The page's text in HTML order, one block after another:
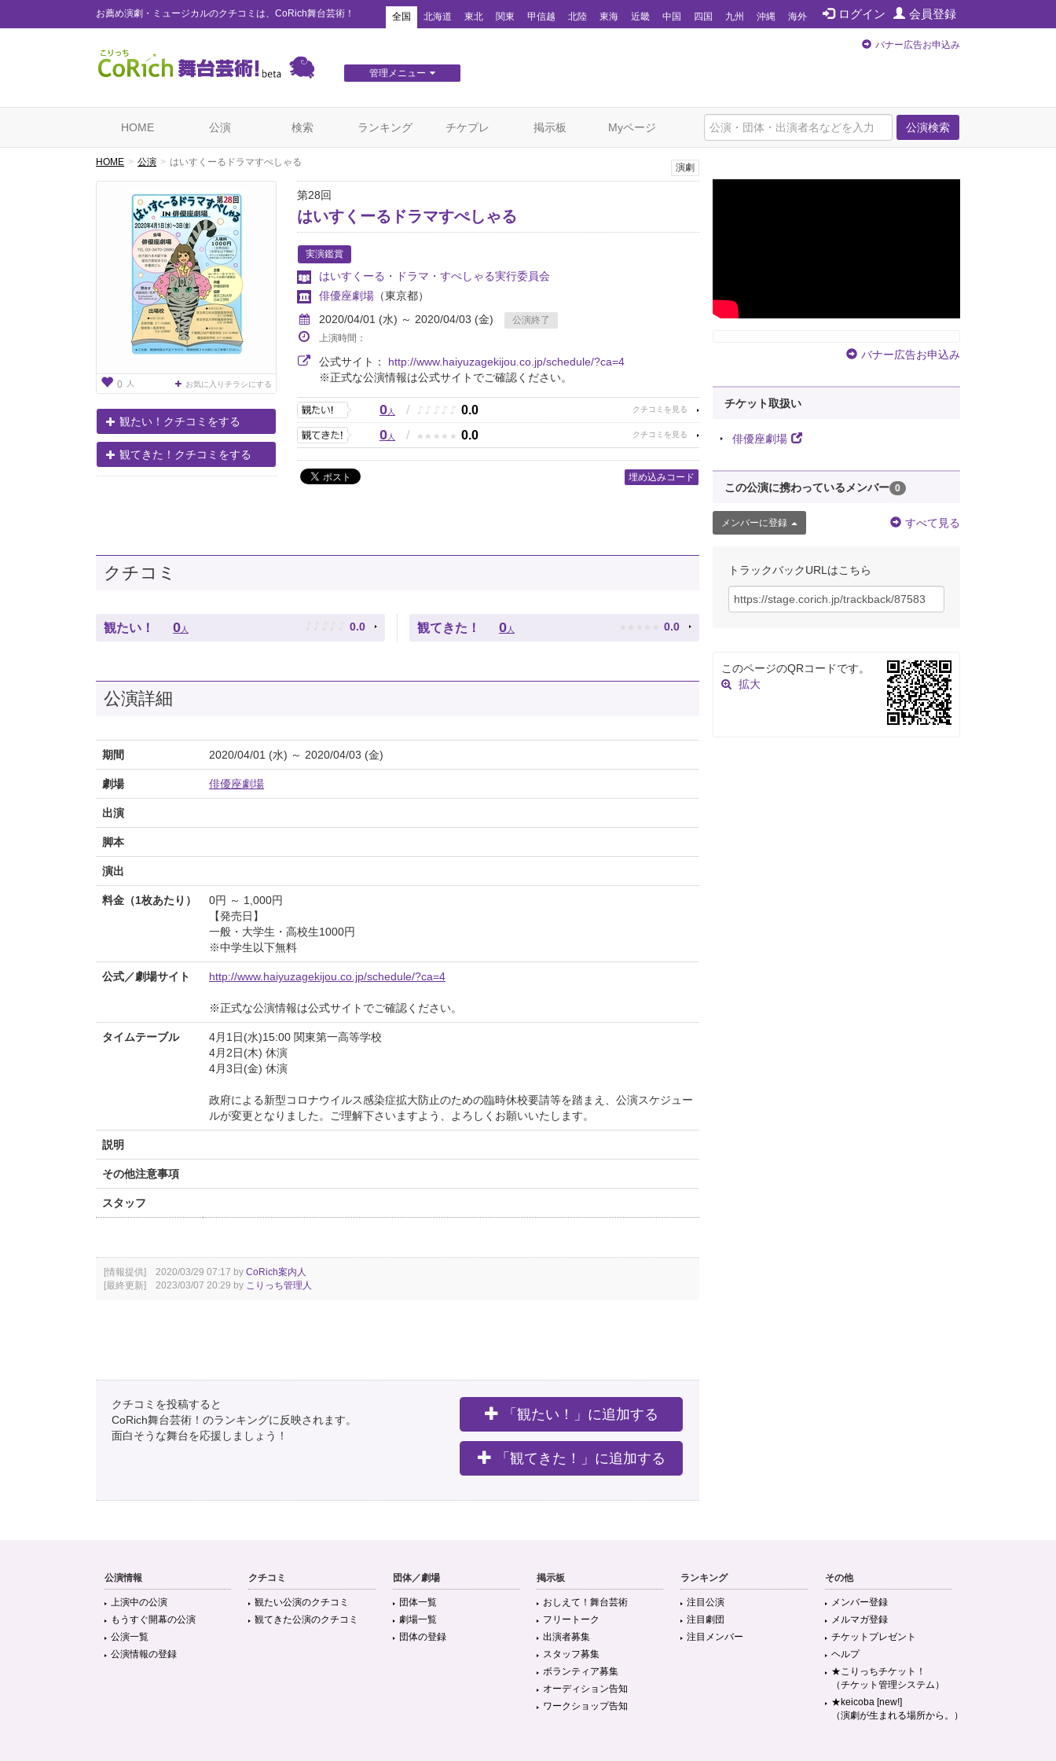
お薦め演劇・ミュージカルのクチコミは、CoRich舞台芸術！ ログイン 会員登録
全国 北海道 東北 関東 甲信越 北陸 東海 近畿 中国 四国 九州 沖縄 海外
管理メニュー
バナー広告お申込み
公演検索
HOME 公演 検索 ランキング チケプレ 掲示板 Myページ
HOME 公演 はいすくーるドラマすぺしゃる
0 人 お気に入りチラシにする
観たい！クチコミをする
観てきた！クチコミをする
演劇
第28回
はいすくーるドラマすぺしゃる
実演鑑賞
はいすくーる・ドラマ・すぺしゃる実行委員会
俳優座劇場 （東京都）
2020/04/01 (水) ～ 2020/04/03 (金)
公演終了
上演時間：
公式サイト： http://www.haiyuzagekijou.co.jp/schedule/?ca=4
※正式な公演情報は公式サイトでご確認ください。
0人 / ♪ ♪ ♪ ♪ ♪ 0.0
0人 / ★ ★ ★ ★ ★ 0.0
埋め込みコード
クチコミ
観たい！ 0 人 ♪ ♪ ♪ ♪ ♪ 0.0 観てきた！ 0 人 ★ ★ ★ ★ ★ 0.0
公演詳細
期間 2020/04/01 (水) ～ 2020/04/03 (金)
劇場 俳優座劇場
出演
脚本
演出
料金（1枚あたり）
0円 ～ 1,000円
【発売日】
一般・大学生・高校生1000円
※中学生以下無料
公式／劇場サイト http://www.haiyuzagekijou.co.jp/schedule/?ca=4
※正式な公演情報は公式サイトでご確認ください。
タイムテーブル
4月1日(水)15:00 関東第一高等学校
4月2日(木) 休演
4月3日(金) 休演
政府による新型コロナウイルス感染症拡大防止のための臨時休校要請等を踏まえ、公演スケジュー
ルが変更となりました。ご理解下さいますよう、よろしくお願いいたします。
説明
その他注意事項
スタッフ
[情報提供] 2020/03/29 07:17 by CoRich案内人
[最終更新] 2023/03/07 20:29 by こりっち管理人
クチコミを投稿すると
CoRich舞台芸術！のランキングに反映されます。
面白そうな舞台を応援しましょう！
「観たい！」に追加する
「観てきた！」に追加する
バナー広告お申込み
チケット取扱い
俳優座劇場
この公演に携わっているメンバー 0
メンバーに登録 すべて見る
トラックバックURLはこちら
このページのQRコードです。
拡大
公演情報
上演中の公演
もうすぐ開幕の公演
公演一覧
公演情報の登録
クチコミ
観たい公演のクチコミ
観てきた公演のクチコミ
団体／劇場
団体一覧
劇場一覧
団体の登録
掲示板
おしえて！舞台芸術
フリートーク
出演者募集
スタッフ募集
ボランティア募集
オーディション告知
ワークショップ告知
ランキング
注目公演
注目劇団
注目メンバー
その他
メンバー登録
メルマガ登録
チケットプレゼント
ヘルプ
★こりっちチケット！
（チケット管理システム）
★keicoba [new!]
（演劇が生まれる場所から。）